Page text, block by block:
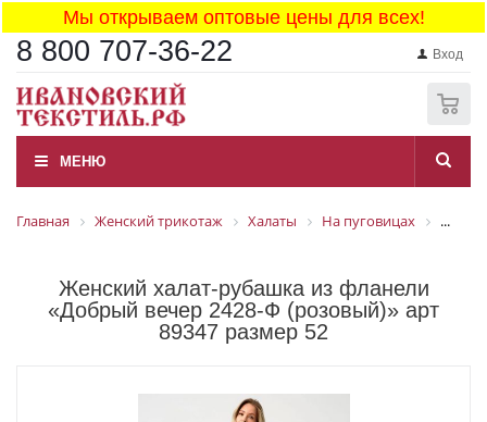
Мы открываем оптовые цены для всех!
8 800 707-36-22 Вход
МЕНЮ
Главная Женский трикотаж Халаты На пуговицах ...
Женский халат-рубашка из фланели
«Добрый вечер 2428-Ф (розовый)» арт
89347 размер 52